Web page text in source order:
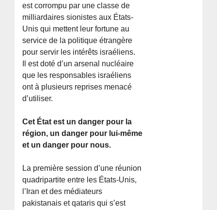
est corrompu par une classe de
milliardaires sionistes aux États-
Unis qui mettent leur fortune au
service de la politique étrangère
pour servir les intérêts israéliens.
Il est doté d’un arsenal nucléaire
que les responsables israéliens
ont à plusieurs reprises menacé
d’utiliser.
Cet État est un danger pour la
région, un danger pour lui-même
et un danger pour nous.
La première session d’une réunion
quadripartite entre les États-Unis,
l’Iran et des médiateurs
pakistanais et qataris qui s’est